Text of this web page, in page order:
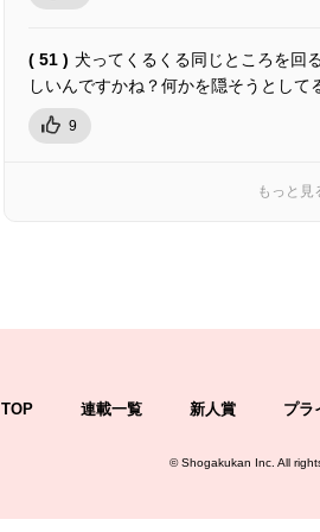
( 51 ) 犬ってくるくる同じところを回
しいんですかね？何かを隠そうとして
9
もっと見
TOP 連載一覧 新人賞 プラ
©Shogakukan Inc. All